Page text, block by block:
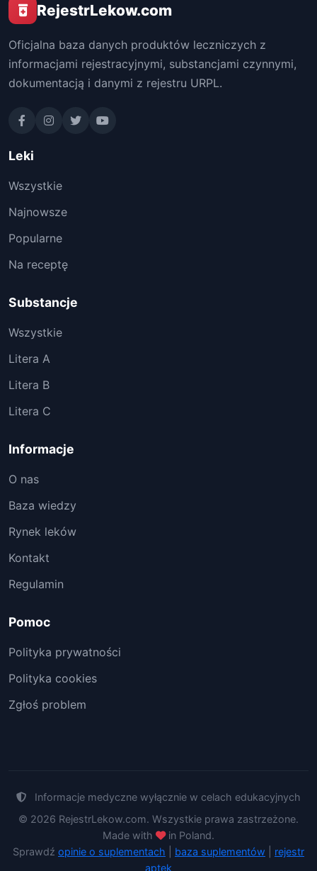
RejestrLekow.com
Oficjalna baza danych produktów leczniczych z
informacjami rejestracyjnymi, substancjami czynnymi,
dokumentacją i danymi z rejestru URPL.
Leki
Wszystkie
Najnowsze
Popularne
Na receptę
Substancje
Wszystkie
Litera A
Litera B
Litera C
Informacje
O nas
Baza wiedzy
Rynek leków
Kontakt
Regulamin
Pomoc
Polityka prywatności
Polityka cookies
Zgłoś problem
Informacje medyczne wyłącznie w celach edukacyjnych
© 2026 RejestrLekow.com. Wszystkie prawa zastrzeżone.
Made with
in Poland.
Sprawdź opinie o suplementach baza suplementów
rejestr
aptek